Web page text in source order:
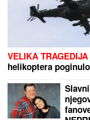
Veliki požar
Petrovčića, vatra se